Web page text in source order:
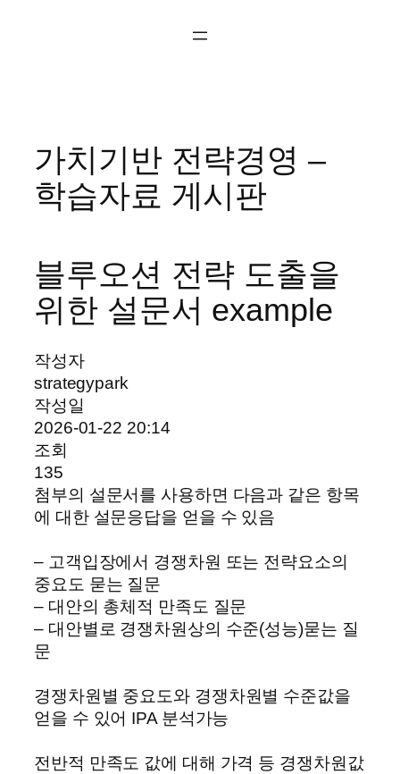
가치기반 전략경영 –
학습자료 게시판
블루오션 전략 도출을
위한 설문서 example
작성자
strategypark
작성일
2026-01-22 20:14
조회
135
첨부의 설문서를 사용하면 다음과 같은 항목
에 대한 설문응답을 얻을 수 있음
– 고객입장에서 경쟁차원 또는 전략요소의
중요도 묻는 질문
– 대안의 총체적 만족도 질문
– 대안별로 경쟁차원상의 수준(성능)묻는 질
문
경쟁차원별 중요도와 경쟁차원별 수준값을
얻을 수 있어 IPA 분석가능
전반적 만족도 값에 대해 가격 등 경쟁차원값